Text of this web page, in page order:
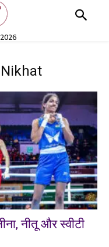
नीतू और स्वीटी